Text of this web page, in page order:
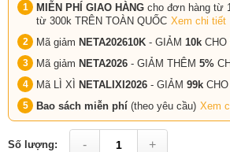
MIỄN PHÍ GIAO HÀNG cho đơn hàng từ
từ 300k TRÊN TOÀN QUỐC Xem chi tiết
Mã giảm NETA202610K - GIẢM 10k
Mã giảm NETA2026 - GIẢM THÊM 5%
Mã LÌ XÌ NETALIXI2026 - GIẢM 99k CHO
Bao sách miễn phí (theo yêu cầu) Xem
Số lượng: - +